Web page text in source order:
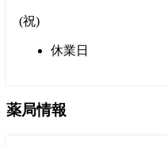
(祝)
休業日
薬局情報